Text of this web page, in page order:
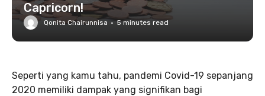
Capricorn!
Qonita Chairunnisa · 5minutes read
Seperti yang kamu tahu, pandemi Covid-19 sepanjang
2020 memiliki dampak yang signifikan bagi